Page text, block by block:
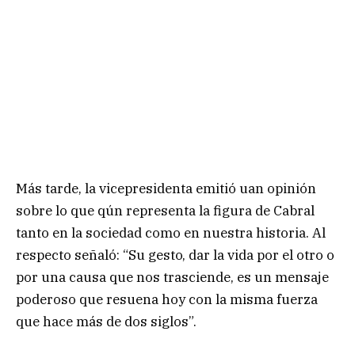
Más tarde, la vicepresidenta emitió uan opinión
sobre lo que qún representa la figura de Cabral
tanto en la sociedad como en nuestra historia. Al
respecto señaló: “Su gesto, dar la vida por el otro o
por una causa que nos trasciende, es un mensaje
poderoso que resuena hoy con la misma fuerza
que hace más de dos siglos”.